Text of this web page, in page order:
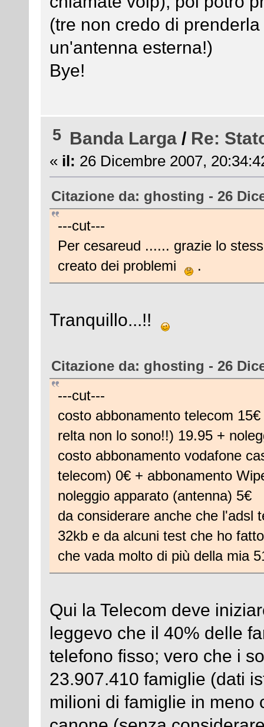
(tre non credo di
un'antenna esterna!)
Bye!
5 Banda Larga / Re:
« il: 26 Dicembre 2007,
Citazione da: ghosting - 26
---cut---
Per cesareud ...... grazie lo
creato dei problemi
.
Tranquillo...!!
Citazione da: ghosting - 26
---cut---
costo abbonamento telecom
relta non lo sono!!) 19.95 +
costo abbonamento vodafone
telecom) 0€ + abbonamento
noleggio apparato (antenna) 5€
da considerare anche che l'adsl
32kb e da alcuni test che ho
che vada molto di più della mia
Qui la Telecom deve
leggevo che il 40% delle
telefono fisso; vero che i
23.907.410 famiglie (dati
milioni di famiglie in meno